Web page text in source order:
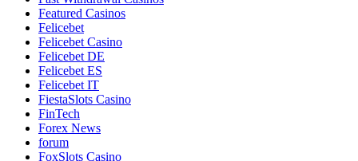
Featured Casinos
Felicebet
Felicebet Casino
Felicebet DE
Felicebet ES
Felicebet IT
FiestaSlots Casino
FinTech
Forex News
forum
FoxSlots Casino